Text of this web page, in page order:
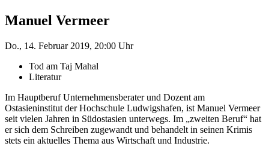
Manuel Vermeer
Do., 14. Februar 2019, 20:00 Uhr
Tod am Taj Mahal
Literatur
Im Hauptberuf Unternehmensberater und Dozent am
Ostasieninstitut der Hochschule Ludwigshafen, ist Manuel Vermeer
seit vielen Jahren in Südostasien unterwegs. Im „zweiten Beruf“ hat
er sich dem Schreiben zugewandt und behandelt in seinen Krimis
stets ein aktuelles Thema aus Wirtschaft und Industrie.